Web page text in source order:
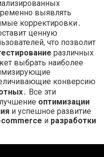
выявлять
корректировки․
ценную
что позволит
различных
выбрать наиболее
конверсию
․ Все эти
оптимизации
и успешное развитие
и разработки